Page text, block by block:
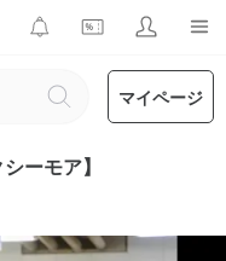
マイページ
ーモア】